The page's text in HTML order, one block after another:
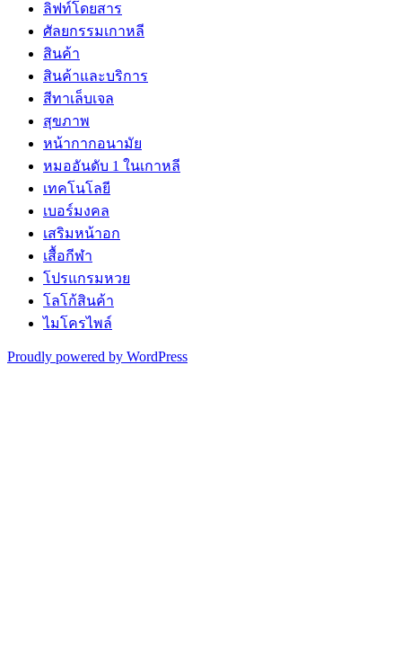
ลิฟท์โดยสาร
ศัลยกรรมเกาหลี
สินค้า
สินค้าและบริการ
สีทาเล็บเจล
สุขภาพ
หน้ากากอนามัย
หมออันดับ 1 ในเกาหลี
เทคโนโลยี
เบอร์มงคล
เสริมหน้าอก
เสื้อกีฬา
โปรแกรมหวย
โลโก้สินค้า
ไมโครไพล์
Proudly powered by WordPress